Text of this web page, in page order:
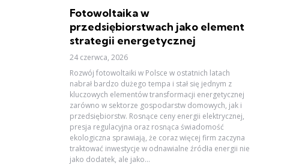
Fotowoltaika w
przedsiębiorstwach jako element
strategii energetycznej
24 czerwca, 2026
Rozwój fotowoltaiki w Polsce w ostatnich latach
nabrał bardzo dużego tempa i stał się jednym z
kluczowych elementów transformacji energetycznej
zarówno w sektorze gospodarstw domowych, jak i
przedsiębiorstw. Rosnące ceny energii elektrycznej,
presja regulacyjna oraz rosnąca świadomość
ekologiczna sprawiają, że coraz więcej firm zaczyna
traktować inwestycje w odnawialne źródła energii nie
jako dodatek, ale jako...